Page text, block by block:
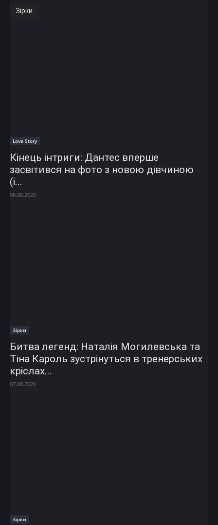
Зірки
Love Story
Кінець інтриги: Дантес вперше
засвітився на фото з новою дівчиною
(і...
08.08.2026
Зірки
Битва легенд: Наталія Могилевська та
Тіна Кароль зустрінуться в тренерських
кріслах...
07.08.2026
Зірки